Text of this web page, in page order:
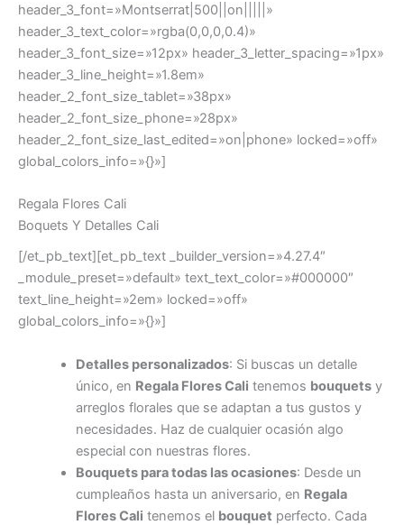
header_3_font=»Montserrat|500||on|||||»
header_3_text_color=»rgba(0,0,0,0.4)»
header_3_font_size=»12px» header_3_letter_spacing=»1px»
header_3_line_height=»1.8em»
header_2_font_size_tablet=»38px»
header_2_font_size_phone=»28px»
header_2_font_size_last_edited=»on|phone» locked=»off»
global_colors_info=»{}»]
Regala Flores Cali
Boquets Y Detalles Cali
[/et_pb_text][et_pb_text _builder_version=»4.27.4″
_module_preset=»default» text_text_color=»#000000″
text_line_height=»2em» locked=»off»
global_colors_info=»{}»]
Detalles personalizados: Si buscas un detalle
único, en Regala Flores Cali tenemos bouquetsy
arreglos florales que se adaptan a tus gustos y
necesidades. Haz de cualquier ocasión algo
especial con nuestras flores.
Bouquets para todas las ocasiones: Desde un
cumpleaños hasta un aniversario, en Regala
Flores Cali tenemos el bouquet perfecto. Cada